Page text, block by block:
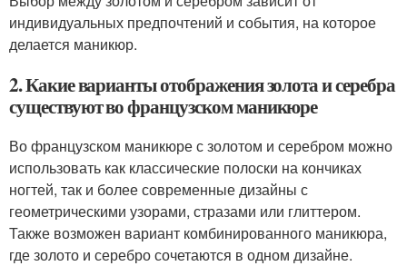
индивидуальных предпочтений и события, на которое
делается маникюр.
2. Какие варианты отображения золота и серебра
существуют во французском маникюре
Во французском маникюре с золотом и серебром можно
использовать как классические полоски на кончиках
ногтей, так и более современные дизайны с
геометрическими узорами, стразами или глиттером.
Также возможен вариант комбинированного маникюра,
где золото и серебро сочетаются в одном дизайне.